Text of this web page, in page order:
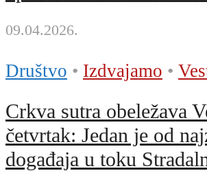
09.04.2026.
Društvo • Izdvajamo •
Crkva sutra obeležava
četvrtak: Jedan je od
događaja u toku